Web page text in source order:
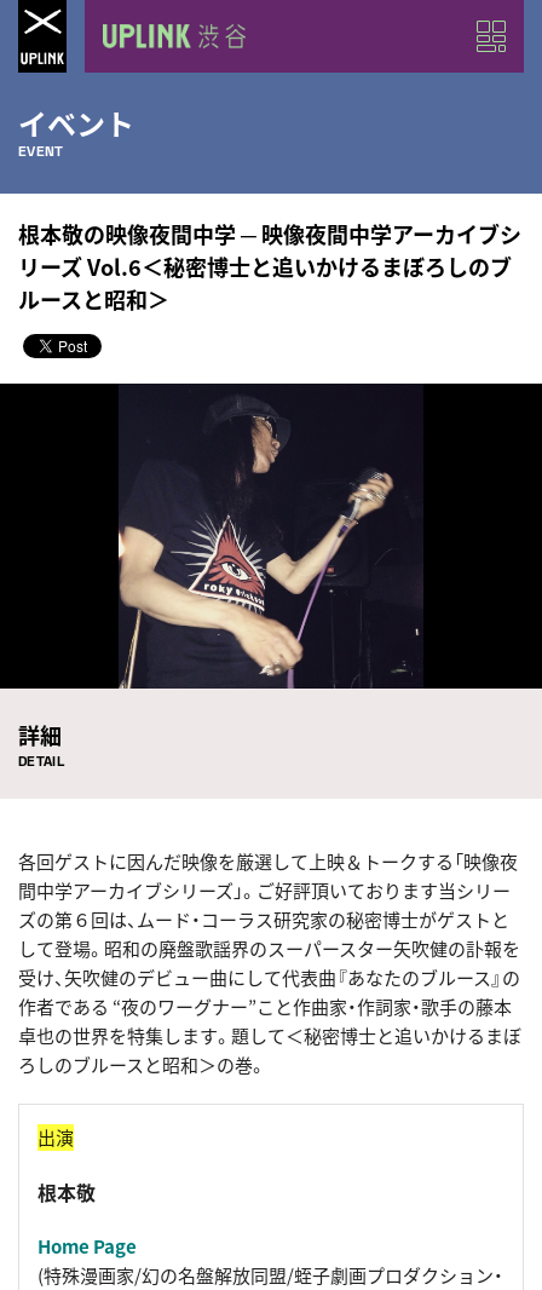
イベント
EVENT
根本敬の映像夜間中学 ─ 映像夜間中学アーカイブシ
リーズ Vol.6＜秘密博士と追いかけるまぼろしのブ
ルースと昭和＞
詳細
DETAIL
各回ゲストに因んだ映像を厳選して上映＆トークする「映像夜
間中学アーカイブシリーズ」。ご好評頂いております当シリー
ズの第６回は、ムード・コーラス研究家の秘密博士がゲストと
して登場。昭和の廃盤歌謡界のスーパースター矢吹健の訃報を
受け、矢吹健のデビュー曲にして代表曲『あなたのブルース』の
作者である “夜のワーグナー”こと作曲家・作詞家・歌手の藤本
卓也の世界を特集します。題して＜秘密博士と追いかけるまぼ
ろしのブルースと昭和＞の巻。
出演
根本敬
Home Page
(特殊漫画家/幻の名盤解放同盟/蛭子劇画プロダクション・